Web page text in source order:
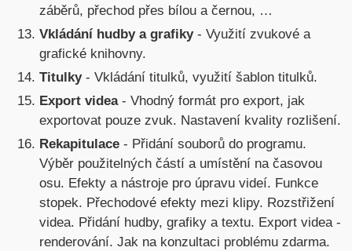
záběrů, přechod přes bílou a černou, …
Vkládání hudby a grafiky- Využití zvukové a
grafické knihovny.
Titulky- Vkládání titulků, využití šablon titulků.
Export videa- Vhodný formát pro export, jak
exportovat pouze zvuk. Nastavení kvality rozlišení.
Rekapitulace - Přidání souborů do programu.
Výběr použitelných částí a umístění na časovou
osu. Efekty a nástroje pro úpravu videí. Funkce
stopek. Přechodové efekty mezi klipy. Rozstřižení
videa. Přidání hudby, grafiky a textu. Export videa -
renderování. Jak na konzultaci problému zdarma.